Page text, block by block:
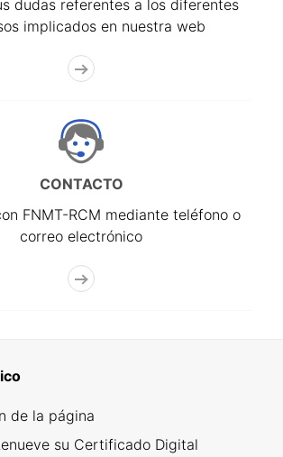
dudas referentes a los diferentes
implicados en nuestra web
CONTACTO
FNMT-RCM mediante teléfono o
correo electrónico
de la página
su Certificado Digital